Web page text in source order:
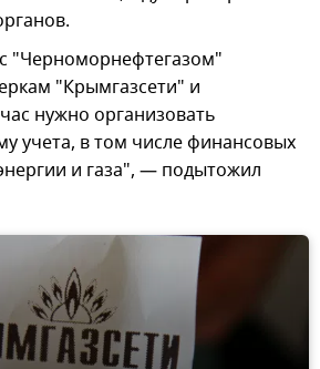
"Черноморнефтегазом"
"Крымгазсети" и
нужно организовать
учета, в том числе финансовых
и газа", — подытожил